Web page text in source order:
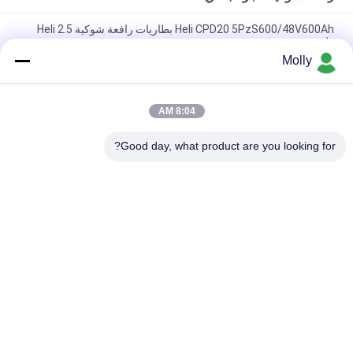
Heli CPD20 5PzS600/48V600Ah بطاريات رافعة شوكية Heli 2.5
طن
البطارية، بيع بالجملة ل هلي الكهربائية الموازنة المضادة الشاحنة
Molly
8:04 AM
Good day, what product are you looking for?